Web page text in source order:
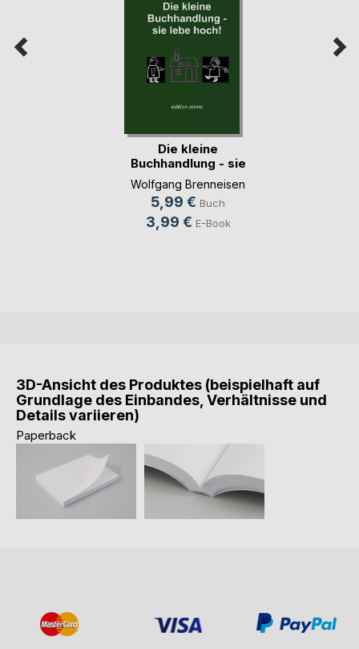
Die kleine
Buchhandlung - sie
lebe(...)
Wolfgang Brenneisen
5,99 € Buch
3,99 € E-Book
3D-Ansicht des Produktes (beispielhaft auf
Grundlage des Einbandes, Verhältnisse und
Details variieren)
Paperback